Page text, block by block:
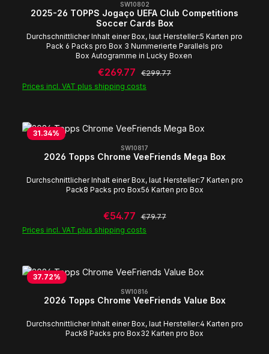
SW10802
2025-26 TOPPS Jogaço UEFA Club Competitions
Soccer Cards Box
Durchschnittlicher Inhalt einer Box, laut Hersteller:5 Karten pro
Pack 6 Packs pro Box 3 Nummerierte Parallels pro
Box Autogramme in Lucky Boxen
Sale price:
€269.77 Regular price:
€299.77
Prices incl. VAT plus shipping costs
31.34%
SW10817
2026 Topps Chrome VeeFriends Mega Box
Durchschnittlicher Inhalt einer Box, laut Hersteller:7 Karten pro
Pack8 Packs pro Box56 Karten pro Box
Sale price:
€54.77 Regular price:
€79.77
Prices incl. VAT plus shipping costs
37.72%
SW10816
2026 Topps Chrome VeeFriends Value Box
Durchschnittlicher Inhalt einer Box, laut Hersteller:4 Karten pro
Pack8 Packs pro Box32 Karten pro Box